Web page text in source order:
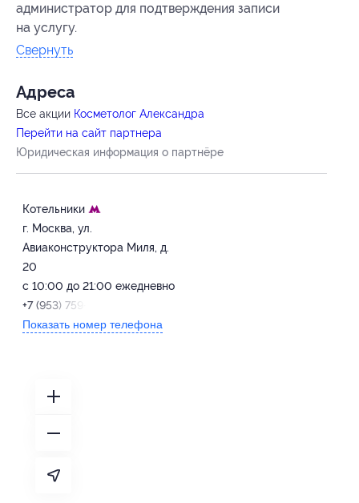
администратор для подтверждения записи
на услугу.
Свернуть
Адресa
Все акции Косметолог Александра
Перейти на сайт партнера
Юридическая информация о партнёре
Котельники
г. Москва, ул.
Авиаконструктора Миля, д.
20
c 10:00 до 21:00 ежедневно
+7 (953) 759-08-28
Показать номер телефона